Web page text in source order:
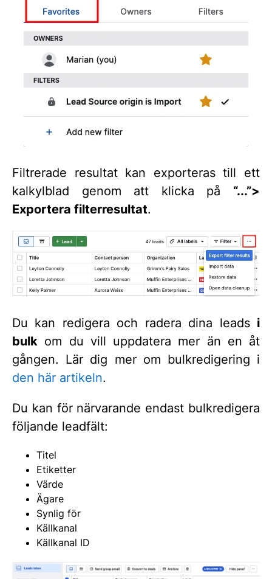
Filtrerade resultat kan exporteras till ett
kalkylblad genom att klicka på “...”>
Exportera filterresultat.
Du kan redigera och radera dina leads i
bulk om du vill uppdatera mer än en åt
gången. Lär dig mer om bulkredigering i
den här artikeln.
Du kan för närvarande endast bulkredigera
följande leadfält:
Titel
Etiketter
Värde
Ägare
Synlig för
Källkanal
Källkanal ID